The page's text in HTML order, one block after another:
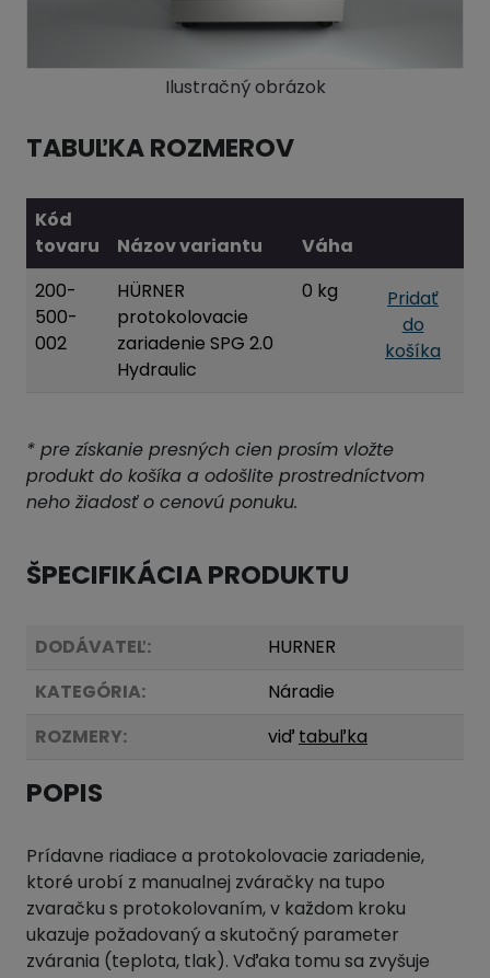
Ilustračný obrázok
TABUĽKA ROZMEROV
Kód
tovaru
Názov variantu
Váha
200-
500-
002
HÜRNER
protokolovacie
zariadenie SPG 2.0
Hydraulic
0 kg
Pridať
do
košíka
* pre získanie presných cien prosím vložte
produkt do košíka a odošlite prostredníctvom
neho žiadosť o cenovú ponuku.
ŠPECIFIKÁCIA PRODUKTU
DODÁVATEĽ:
HURNER
KATEGÓRIA:
Náradie
ROZMERY:
viď tabuľka
POPIS
Prídavne riadiace a protokolovacie zariadenie,
ktoré urobí z manualnej zváračky na tupo
zvaračku s protokolovaním, v každom kroku
ukazuje požadovaný a skutočný parameter
zvárania (teplota, tlak). Vďaka tomu sa zvyšuje